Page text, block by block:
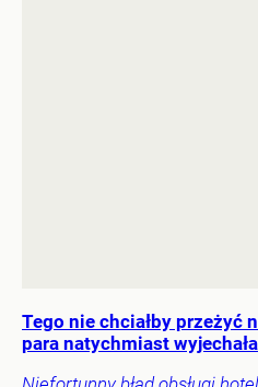
Tego nie chciałby przeżyć
para natychmiast wyjechała